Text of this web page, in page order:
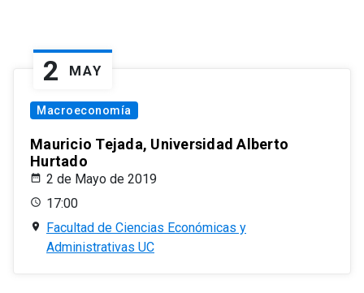
2 MAY
Macroeconomía
Mauricio Tejada, Universidad Alberto
Hurtado
2 de Mayo de 2019
17:00
Facultad de Ciencias Económicas y
Administrativas UC